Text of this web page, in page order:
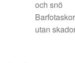
och snö
utan